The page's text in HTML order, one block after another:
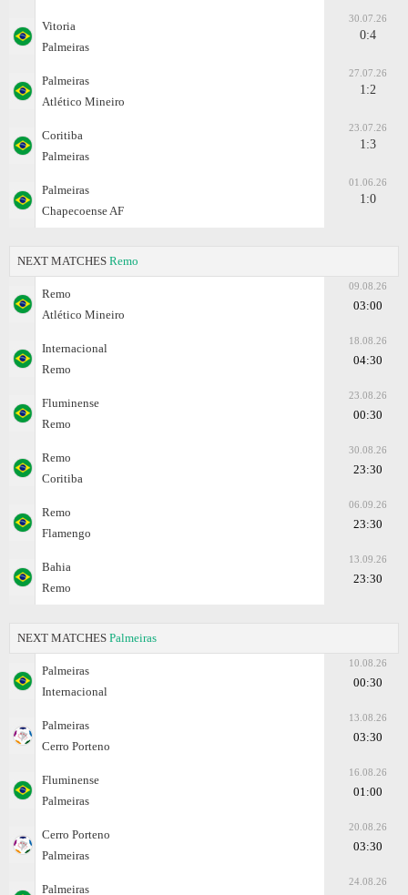
Vitoria
Palmeiras
30.07.26
0:4
Palmeiras
Atlético Mineiro
27.07.26
1:2
Coritiba
Palmeiras
23.07.26
1:3
Palmeiras
Chapecoense AF
01.06.26
1:0
NEXT MATCHES Remo
Remo
Atlético Mineiro
09.08.26
03:00
Internacional
Remo
18.08.26
04:30
Fluminense
Remo
23.08.26
00:30
Remo
Coritiba
30.08.26
23:30
Remo
Flamengo
06.09.26
23:30
Bahia
Remo
13.09.26
23:30
NEXT MATCHES Palmeiras
Palmeiras
Internacional
10.08.26
00:30
Palmeiras
Cerro Porteno
13.08.26
03:30
Fluminense
Palmeiras
16.08.26
01:00
Cerro Porteno
Palmeiras
20.08.26
03:30
Palmeiras
24.08.26